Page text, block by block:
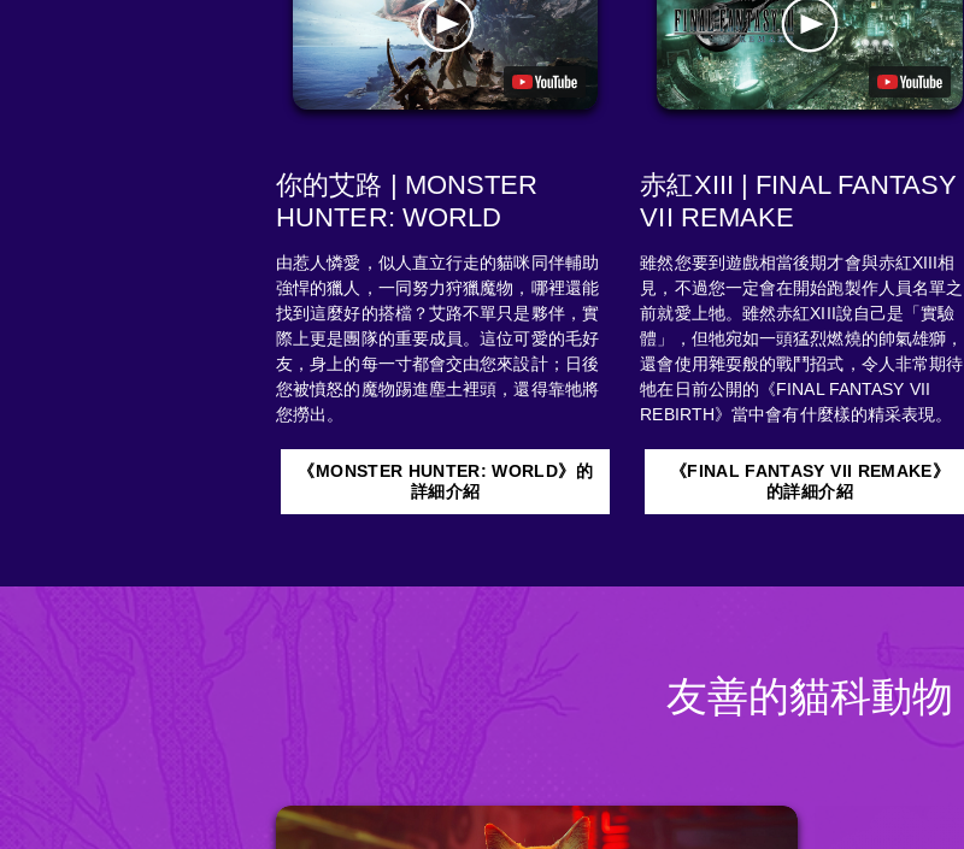
你的艾路 | MONSTER
HUNTER: WORLD
由惹人憐愛，似人直立行走的貓咪同伴輔助
強悍的獵人，一同努力狩獵魔物，哪裡還能
找到這麼好的搭檔？艾路不單只是夥伴，實
際上更是團隊的重要成員。這位可愛的毛好
友，身上的每一寸都會交由您來設計；日後
您被憤怒的魔物踢進塵土裡頭，還得靠牠將
您撈出。
《MONSTER HUNTER: WORLD》的
詳細介紹
赤紅XIII | FINAL FANTASY
VII REMAKE
雖然您要到遊戲相當後期才會與赤紅XIII相
見，不過您一定會在開始跑製作人員名單之
前就愛上牠。雖然赤紅XIII說自己是「實驗
體」，但牠宛如一頭猛烈燃燒的帥氣雄獅，
還會使用雜耍般的戰鬥招式，令人非常期待
牠在日前公開的《FINAL FANTASY VII
REBIRTH》當中會有什麼樣的精采表現。
《FINAL FANTASY VII REMAKE》
的詳細介紹
友善的貓科動物